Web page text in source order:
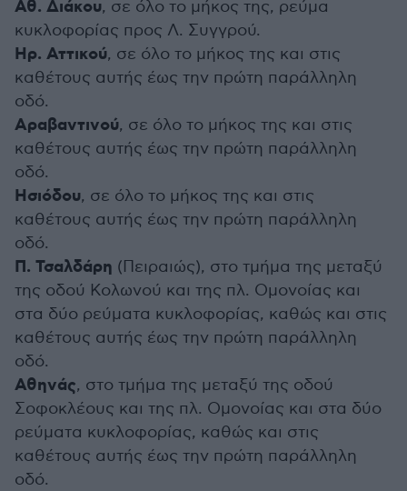
Αθ. Διάκου, σε όλο το μήκος της, ρεύμα
κυκλοφορίας προς Λ. Συγγρού.
Ηρ. Αττικού, σε όλο το μήκος της και στις
καθέτους αυτής έως την πρώτη παράλληλη
οδό.
Αραβαντινού, σε όλο το μήκος της και στις
καθέτους αυτής έως την πρώτη παράλληλη
οδό.
Ησιόδου, σε όλο το μήκος της και στις
καθέτους αυτής έως την πρώτη παράλληλη
οδό.
Π. Τσαλδάρη (Πειραιώς), στο τμήμα της μεταξύ
της οδού Κολωνού και της πλ. Ομονοίας και
στα δύο ρεύματα κυκλοφορίας, καθώς και στις
καθέτους αυτής έως την πρώτη παράλληλη
οδό.
Αθηνάς, στο τμήμα της μεταξύ της οδού
Σοφοκλέους και της πλ. Ομονοίας και στα δύο
ρεύματα κυκλοφορίας, καθώς και στις
καθέτους αυτής έως την πρώτη παράλληλη
οδό.